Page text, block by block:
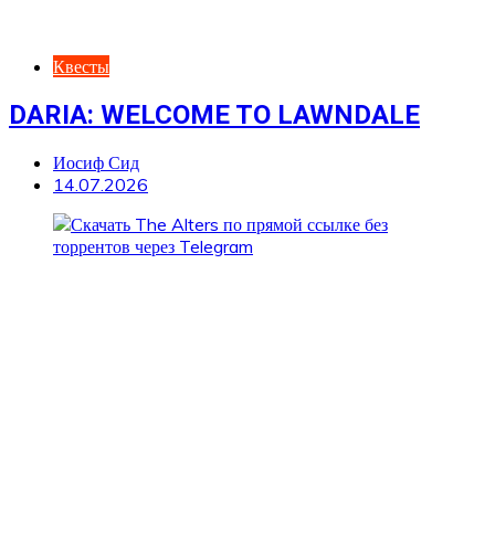
Квесты
DARIA: WELCOME TO LAWNDALE
Иосиф Сид
14.07.2026